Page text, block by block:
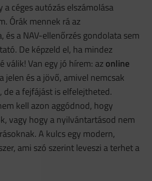
a céges autózás elszámolása
Órák mennek rá az
és a NAV-ellenőrzés gondolata sem
De képzeld el, ha mindez
válik! Van egy jó hírem: azonline
a jelen és a jövő, amivel nemcsak
de a fejfájást is elfelejtheted.
kell azon aggódnod, hogy
vagy hogy a nyilvántartásod nem
A kulcs egy modern,
ami szó szerint leveszi a terhet a